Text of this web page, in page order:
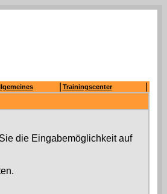
Trainingscenter
die Eingabemöglichkeit auf